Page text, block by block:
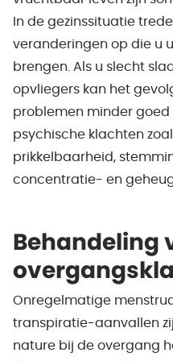
In de gezinssituatie
veranderingen op die u
brengen. Als u slecht
opvliegers kan het
problemen minder goed
psychische klachten
prikkelbaarheid,
concentratie- en
Behandeling
Onregelmatige
transpiratie-aanvallen
nature bij de overgang